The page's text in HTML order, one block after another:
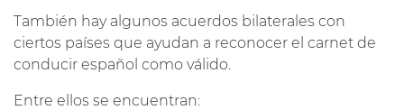
También hay algunos acuerdos bilaterales con
ciertos países que ayudan a reconocer el carnet de
conducir español como válido.
Entre ellos se encuentran: